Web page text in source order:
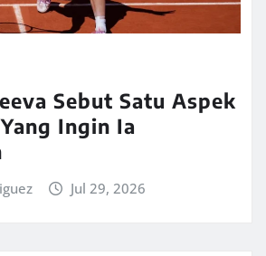
Sebut Satu Aspek
Ingin Ia
Jul 29, 2026